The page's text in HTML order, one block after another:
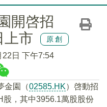
開啓招
上市
原創
22日 下午7:54
金園（02585.HK）啓動招
股，其中3956.1萬股股份